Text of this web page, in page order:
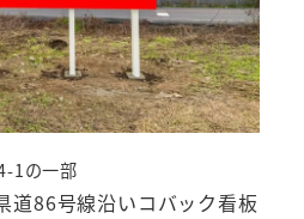
道86号線沿いコバック看板
1の一部